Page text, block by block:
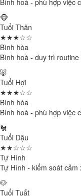
Bình hoà - phù hợp việc
🐵
Tuổi Thân
★★★☆☆
Bình hòa
Bình hoà - duy trì
🐷
Tuổi Hợi
★★★☆☆
Bình hòa
Bình hoà - phù hợp việc
🐔
Tuổi Dậu
★★☆☆☆
Tự Hình
Tự Hình - kiểm soát cảm
🐶
Tuổi Tuất